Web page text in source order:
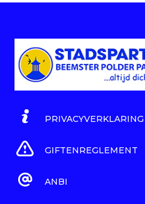
PRIVACYVERKLARING
GIFTENREGLEMENT
ANBI